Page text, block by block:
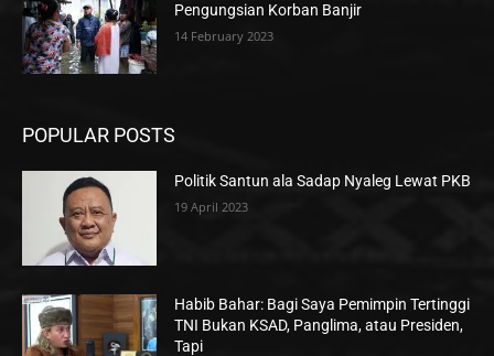
Pengungsian Korban Banjir
14 February 2023
POPULAR POSTS
Politik Santun ala Sadap Nyaleg Lewat PKB
19 April 2023
Habib Bahar: Bagi Saya Pemimpin Tertinggi
TNI Bukan KSAD, Panglima, atau Presiden,
Tapi